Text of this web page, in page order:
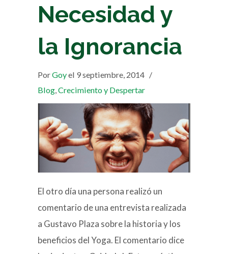
Necesidad y
la Ignorancia
PorGoyel 9 septiembre, 2014 /
Blog,Crecimiento y Despertar
El otro día una persona realizó un
comentario de una entrevista realizada
a Gustavo Plaza sobre la historia y los
beneficios del Yoga. El comentario dice